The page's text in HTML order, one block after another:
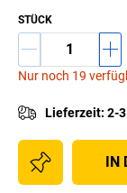
STÜCK
Nur noch 19
Lieferzeit: 2-
IN